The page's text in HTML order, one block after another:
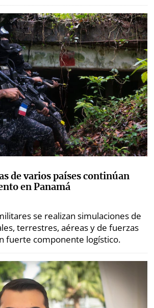
de varios países continúan
en Panamá
se realizan simulaciones de
terrestres, aéreas y de fuerzas
fuerte componente logístico.